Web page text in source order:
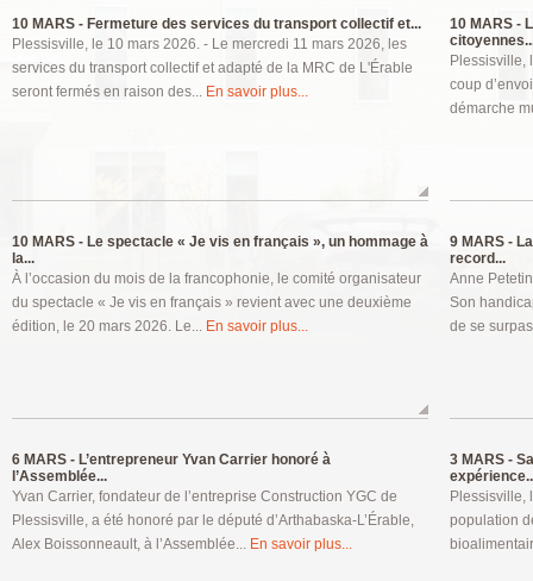
10 MARS - Fermeture des services du transport collectif et...
Plessisville, le 10 mars 2026. - Le mercredi 11 mars 2026, les
services du transport collectif et adapté de la MRC de L'Érable
seront fermés en raison des... En savoir plus...
10 MARS -
Plessisville,
coup
démarche
10 MARS - Le spectacle « Je vis en français », un hommage à
la...
À l’occasion du mois de la francophonie, le comité organisateur
du spectacle « Je vis en français » revient avec une deuxième
édition, le 20 mars 2026. Le... En savoir plus...
9 MARS -
record...
Anne
Son
de se
6 MARS - L’entrepreneur Yvan Carrier honoré à
l’Assemblée...
Yvan Carrier, fondateur de l’entreprise Construction YGC de
Plessisville, a été honoré par le député d’Arthabaska-L’Érable,
Alex Boissonneault, à l’Assemblée... En savoir plus...
3 MARS -
Plessisville,
population
Pages